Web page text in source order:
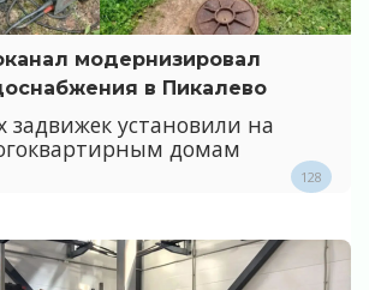
модернизировал
в Пикалево
установили на
домам
128